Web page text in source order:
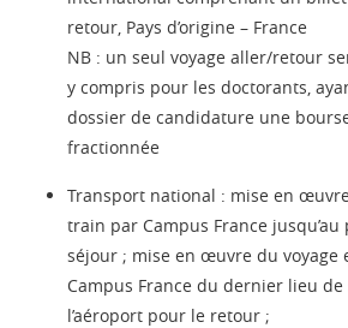
retour, Pays d’origine – France
NB : un seul voyage aller/retour
y compris pour les doctorants,
dossier de candidature une
fractionnée
Transport national : mise en
train par Campus France
séjour ; mise en œuvre du voyage
Campus France du dernier lieu de
l’aéroport pour le retour ;